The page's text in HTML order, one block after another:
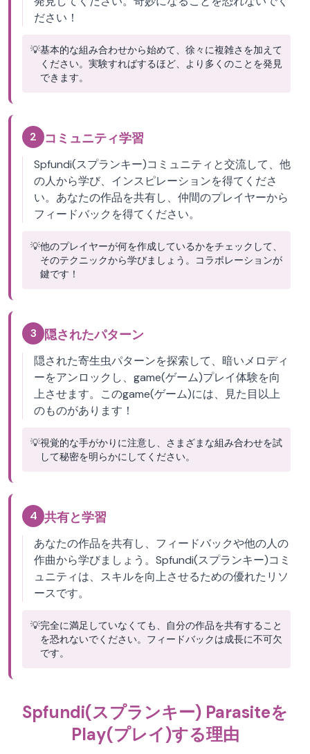
ださい！
💡基本的な組み合わせから始めて、徐々に複雑さを加えて
ください。実験すればするほど、より多くのことを発見
できます。
2 コミュニティ学習
Spfundi(スプランキー)コミュニティと交流して、他
の人から学び、インスピレーションを得てくださ
い。あなたの作品を共有し、仲間のプレイヤーから
フィードバックを得てください。
💡他のプレイヤーが何を作成しているかをチェックして、
そのテクニックから学びましょう。コラボレーションが
鍵です！
3 隠されたパターン
隠された寄生虫パターンを探索して、暗いメロディ
ーをアンロックし、game(ゲーム)プレイ体験を向
上させます。このgame(ゲーム)には、見た目以上
のものがあります！
💡視覚的な手がかりに注意し、さまざまな組み合わせを試
して秘密を明らかにしてください。
4 共有と学習
あなたの作品を共有し、フィードバックや他の人の
作曲から学びましょう。Spfundi(スプランキー)コミ
ュニティは、スキルを向上させるための優れたリソ
ースです。
💡完全に満足していなくても、自分の作品を共有すること
を恐れないでください。フィードバックは成長に不可欠
です。
Spfundi(スプランキー) Parasiteを
Play(プレイ)する理由